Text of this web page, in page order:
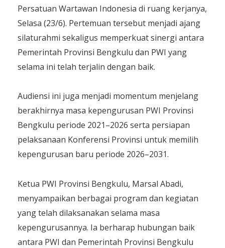
Persatuan Wartawan Indonesia di ruang kerjanya,
Selasa (23/6). Pertemuan tersebut menjadi ajang
silaturahmi sekaligus memperkuat sinergi antara
Pemerintah Provinsi Bengkulu dan PWI yang
selama ini telah terjalin dengan baik.
Audiensi ini juga menjadi momentum menjelang
berakhirnya masa kepengurusan PWI Provinsi
Bengkulu periode 2021–2026 serta persiapan
pelaksanaan Konferensi Provinsi untuk memilih
kepengurusan baru periode 2026–2031.
Ketua PWI Provinsi Bengkulu, Marsal Abadi,
menyampaikan berbagai program dan kegiatan
yang telah dilaksanakan selama masa
kepengurusannya. Ia berharap hubungan baik
antara PWI dan Pemerintah Provinsi Bengkulu